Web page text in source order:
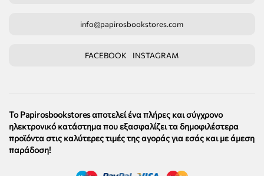
info@papirosbookstores.com
FACEBOOK INSTAGRAM
Το Papirosbookstores αποτελεί ένα πλήρες και σύγχρονο
ηλεκτρονικό κατάστημα που εξασφαλίζει τα δημοφιλέστερα
προϊόντα στις καλύτερες τιμές της αγοράς για εσάς και με άμεση
παράδοση!